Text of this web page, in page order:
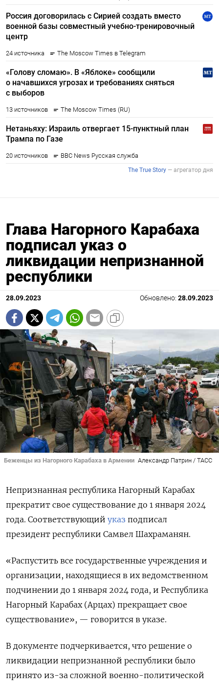
Глава Нагорного Карабаха
подписал указ о
ликвидации непризнанной
республики
28.09.2023 Обновлено: 28.09.2023
Беженцы из Нагорного Карабаха в Армении Александр Патрин / ТАСС
Непризнанная республика Нагорный Карабах
прекратит свое существование до 1 января 2024
года. Соответствующий указ подписал
президент республики Самвел Шахраманян.
«Распустить все государственные учреждения и
организации, находящиеся в их ведомственном
подчинении до 1 января 2024 года, и Республика
Нагорный Карабах (Арцах) прекращает свое
существование», — говорится в указе.
В документе подчеркивается, что решение о
ликвидации непризнанной республики было
принято из-за сложной военно-политической